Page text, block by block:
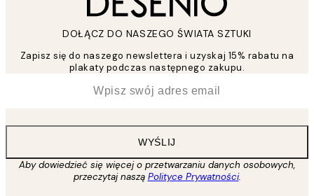
DOŁĄCZ DO NASZEGO ŚWIATA SZTUKI
Zapisz się do naszego newslettera i uzyskaj 15% rabatu na
plakaty podczas następnego zakupu.
WYŚLIJ
Aby dowiedzieć się więcej o przetwarzaniu danych osobowych,
przeczytaj naszą Polityce Prywatności.